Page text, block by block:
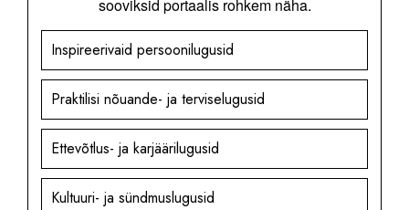
sooviksid portaalis rohkem näha.
Inspireerivaid persoonilugusid
Praktilisi nõuande- ja terviselugusid
Ettevõtlus- ja karjäärilugusid
Kultuuri- ja sündmuslugusid